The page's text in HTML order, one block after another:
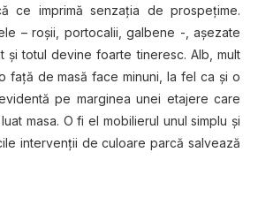
ce imprimă senzația de prospețime.
– roșii, portocalii, galbene -, aşezate
și totul devine foarte tineresc. Alb, mult
față de masă face minuni, la fel ca și o
pe marginea unei etajere care
masa. O fi el mobilierul unul simplu și
intervenții de culoare parcă salvează